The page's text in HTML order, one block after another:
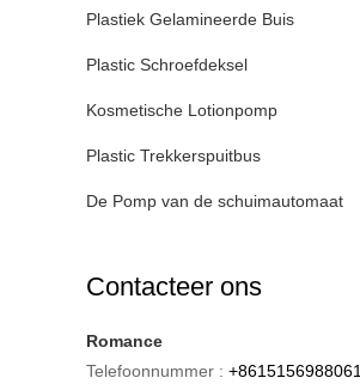
Plastiek Gelamineerde Buis
Plastic Schroefdeksel
Kosmetische Lotionpomp
Plastic Trekkerspuitbus
De Pomp van de schuimautomaat
Contacteer ons
Romance
Telefoonnummer : +8615156988061